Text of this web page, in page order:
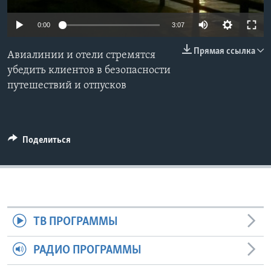
Learning English
СОЦИАЛЬНЫЕ СЕТИ
0:00 3:07
Прямая ссылка
Авиалинии и отели стремятся
убедить клиентов в безопасности
путешествий и отпусков
Поделиться
ТВ ПРОГРАММЫ
РАДИО ПРОГРАММЫ